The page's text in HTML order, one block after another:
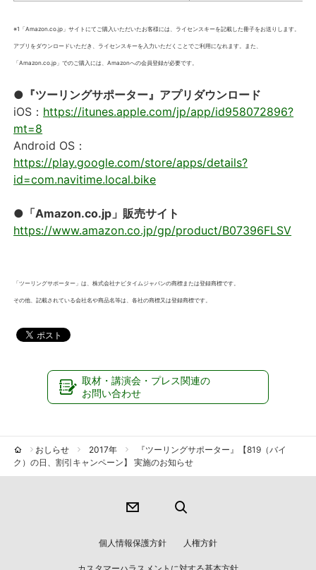
※1「Amazon.co.jp」サイトにてご購入いただいたお客様には、ライセンスキーを記載した冊子をお送りします。
アプリをダウンロードいただき、ライセンスキーを入力いただくことでご利用になれます。また、
「Amazon.co.jp」でのご購入には、Amazonへの会員登録が必要です。
●『ツーリングサポーター』アプリダウンロード
iOS： https://itunes.apple.com/jp/app/id958072896?
mt=8
Android OS：
https://play.google.com/store/apps/details?
id=com.navitime.local.bike
●「Amazon.co.jp」販売サイト
https://www.amazon.co.jp/gp/product/B07396FLSV
「ツーリングサポーター」は、株式会社ナビタイムジャパンの商標または登録商標です。
その他、記載されている会社名や商品名等は、各社の商標又は登録商標です。
取材・講演会・プレス関連の
お問い合わせ
おしらせ 2017年
『ツーリングサポーター』【819（バイ
ク）の日、割引キャンペーン】 実施のお知らせ
個人情報保護方針 人権方針